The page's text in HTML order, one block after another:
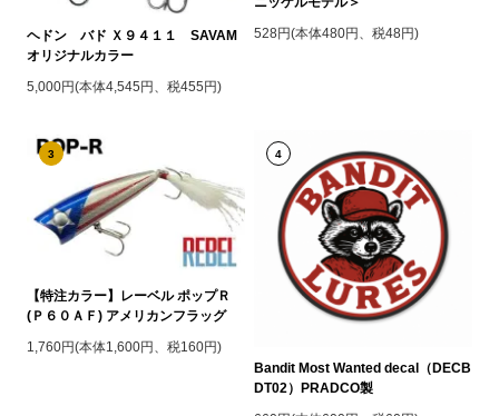
ヘドン バド Ｘ９４１１ SAVAM
オリジナルカラー
5,000円(本体4,545円、税455円)
528円(本体480円、税48円)
3
【特注カラー】レーベル ポップＲ
(Ｐ６０ＡＦ) アメリカンフラッグ
1,760円(本体1,600円、税160円)
4
Bandit Most Wanted decal（DECB
DT02）PRADCO製